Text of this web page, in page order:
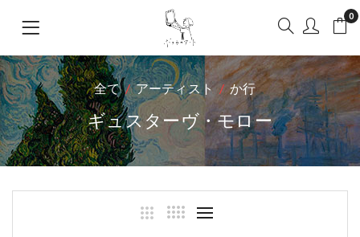
0
全て アーティスト か行
ギュスターヴ・モロー